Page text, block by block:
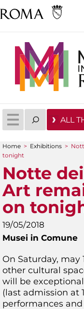
ALL
You are here
Home > Exhibitions >
tonight
Notte
Art
on
19/05/2018
Musei in Comune
On Saturday, may
other cultural
will be
(last admission at
performances